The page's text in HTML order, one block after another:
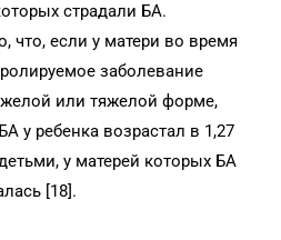
страдали БА.
что, если у матери во время
заболевание
или тяжелой форме,
у ребенка возрастал в 1,27
у матерей которых БА
[18].